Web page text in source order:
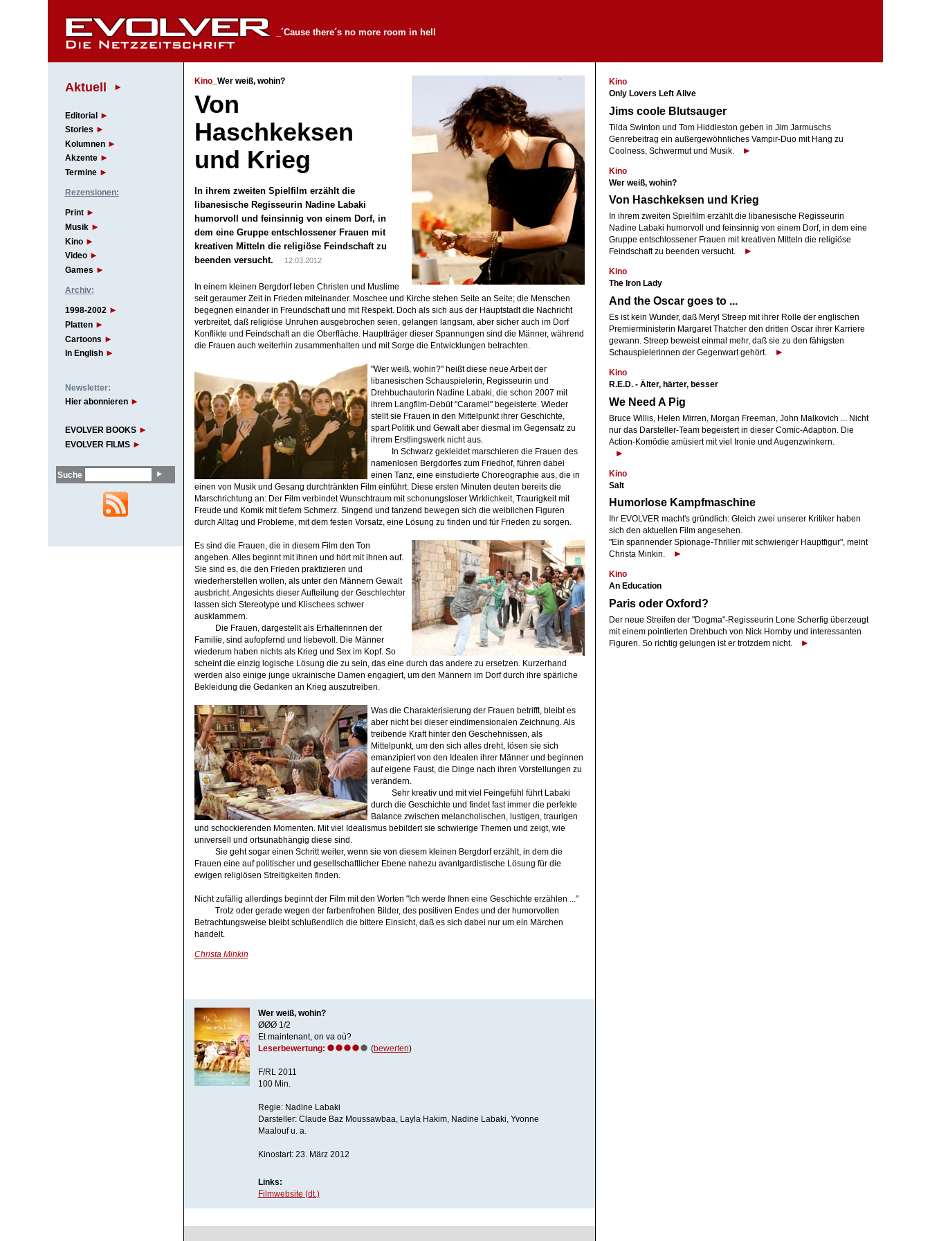
_´Cause there´s no more room in hell
Aktuell
Editorial
Stories
Kolumnen
Akzente
Termine
Rezensionen:
Print
Musik
Kino
Video
Games
Archiv:
1998-2002
Platten
Cartoons
In English
Newsletter:
Hier abonnieren
EVOLVER BOOKS
EVOLVER FILMS
Suche
Kino_ Wer weiß, wohin?
Von
Haschkeksen
und Krieg
In ihrem zweiten Spielfilm erzählt die
libanesische Regisseurin Nadine Labaki
humorvoll und feinsinnig von einem Dorf, in
dem eine Gruppe entschlossener Frauen mit
kreativen Mitteln die religiöse Feindschaft zu
beenden versucht.
12.03.2012
In einem kleinen Bergdorf leben Christen und Muslime
seit geraumer Zeit in Frieden miteinander. Moschee und Kirche stehen Seite an Seite; die Menschen
begegnen einander in Freundschaft und mit Respekt. Doch als sich aus der Hauptstadt die Nachricht
verbreitet, daß religiöse Unruhen ausgebrochen seien, gelangen langsam, aber sicher auch im Dorf
Konflikte und Feindschaft an die Oberfläche. Hauptträger dieser Spannungen sind die Männer, während
die Frauen auch weiterhin zusammenhalten und mit Sorge die Entwicklungen betrachten.
"Wer weiß, wohin?" heißt diese neue Arbeit der
libanesischen Schauspielerin, Regisseurin und
Drehbuchautorin Nadine Labaki, die schon 2007 mit
ihrem Langfilm-Debüt "Caramel" begeisterte. Wieder
stellt sie Frauen in den Mittelpunkt ihrer Geschichte,
spart Politik und Gewalt aber diesmal im Gegensatz zu
ihrem Erstlingswerk nicht aus.
In Schwarz gekleidet marschieren die Frauen des
namenlosen Bergdorfes zum Friedhof, führen dabei
einen Tanz, eine einstudierte Choreographie aus, die in
einen von Musik und Gesang durchtränkten Film einführt. Diese ersten Minuten deuten bereits die
Marschrichtung an: Der Film verbindet Wunschtraum mit schonungsloser Wirklichkeit, Traurigkeit mit
Freude und Komik mit tiefem Schmerz. Singend und tanzend bewegen sich die weiblichen Figuren
durch Alltag und Probleme, mit dem festen Vorsatz, eine Lösung zu finden und für Frieden zu sorgen.
Es sind die Frauen, die in diesem Film den Ton
angeben. Alles beginnt mit ihnen und hört mit ihnen auf.
Sie sind es, die den Frieden praktizieren und
wiederherstellen wollen, als unter den Männern Gewalt
ausbricht. Angesichts dieser Aufteilung der Geschlechter
lassen sich Stereotype und Klischees schwer
ausklammern.
Die Frauen, dargestellt als Erhalterinnen der
Familie, sind aufopfernd und liebevoll. Die Männer
wiederum haben nichts als Krieg und Sex im Kopf. So
scheint die einzig logische Lösung die zu sein, das eine durch das andere zu ersetzen. Kurzerhand
werden also einige junge ukrainische Damen engagiert, um den Männern im Dorf durch ihre spärliche
Bekleidung die Gedanken an Krieg auszutreiben.
Was die Charakterisierung der Frauen betrifft, bleibt es
aber nicht bei dieser eindimensionalen Zeichnung. Als
treibende Kraft hinter den Geschehnissen, als
Mittelpunkt, um den sich alles dreht, lösen sie sich
emanzipiert von den Idealen ihrer Männer und beginnen
auf eigene Faust, die Dinge nach ihren Vorstellungen zu
verändern.
Sehr kreativ und mit viel Feingefühl führt Labaki
durch die Geschichte und findet fast immer die perfekte
Balance zwischen melancholischen, lustigen, traurigen
und schockierenden Momenten. Mit viel Idealismus bebildert sie schwierige Themen und zeigt, wie
universell und ortsunabhängig diese sind.
Sie geht sogar einen Schritt weiter, wenn sie von diesem kleinen Bergdorf erzählt, in dem die
Frauen eine auf politischer und gesellschaftlicher Ebene nahezu avantgardistische Lösung für die
ewigen religiösen Streitigkeiten finden.
Nicht zufällig allerdings beginnt der Film mit den Worten "Ich werde Ihnen eine Geschichte erzählen ..."
Trotz oder gerade wegen der farbenfrohen Bilder, des positiven Endes und der humorvollen
Betrachtungsweise bleibt schlußendlich die bittere Einsicht, daß es sich dabei nur um ein Märchen
handelt.
Christa Minkin
Wer weiß, wohin?
ØØØ 1/2
Et maintenant, on va où?
Leserbewertung: (bewerten)
F/RL 2011
100 Min.
Regie: Nadine Labaki
Darsteller: Claude Baz Moussawbaa, Layla Hakim, Nadine Labaki, Yvonne
Maalouf u. a.
Kinostart: 23. März 2012
Links:
Filmwebsite (dt.)
Kino
Only Lovers Left Alive
Jims coole Blutsauger
Tilda Swinton und Tom Hiddleston geben in Jim Jarmuschs
Genrebeitrag ein außergewöhnliches Vampir-Duo mit Hang zu
Coolness, Schwermut und Musik.
Kino
Wer weiß, wohin?
Von Haschkeksen und Krieg
In ihrem zweiten Spielfilm erzählt die libanesische Regisseurin
Nadine Labaki humorvoll und feinsinnig von einem Dorf, in dem eine
Gruppe entschlossener Frauen mit kreativen Mitteln die religiöse
Feindschaft zu beenden versucht.
Kino
The Iron Lady
And the Oscar goes to ...
Es ist kein Wunder, daß Meryl Streep mit ihrer Rolle der englischen
Premierministerin Margaret Thatcher den dritten Oscar ihrer Karriere
gewann. Streep beweist einmal mehr, daß sie zu den fähigsten
Schauspielerinnen der Gegenwart gehört.
Kino
R.E.D. - Älter, härter, besser
We Need A Pig
Bruce Willis, Helen Mirren, Morgan Freeman, John Malkovich ... Nicht
nur das Darsteller-Team begeistert in dieser Comic-Adaption. Die
Action-Komödie amüsiert mit viel Ironie und Augenzwinkern.
Kino
Salt
Humorlose Kampfmaschine
Ihr EVOLVER macht's gründlich: Gleich zwei unserer Kritiker haben
sich den aktuellen Film angesehen.
"Ein spannender Spionage-Thriller mit schwieriger Hauptfigur", meint
Christa Minkin.
Kino
An Education
Paris oder Oxford?
Der neue Streifen der "Dogma"-Regisseurin Lone Scherfig überzeugt
mit einem pointierten Drehbuch von Nick Hornby und interessanten
Figuren. So richtig gelungen ist er trotzdem nicht.